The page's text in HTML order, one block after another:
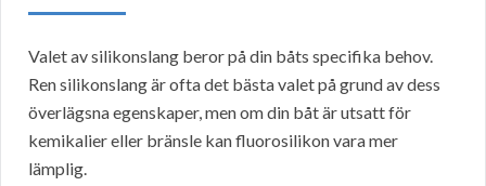
Valet av silikonslang beror på din båts specifika behov.
Ren silikonslang är ofta det bästa valet på grund av dess
överlägsna egenskaper, men om din båt är utsatt för
kemikalier eller bränsle kan fluorosilikon vara mer
lämplig.